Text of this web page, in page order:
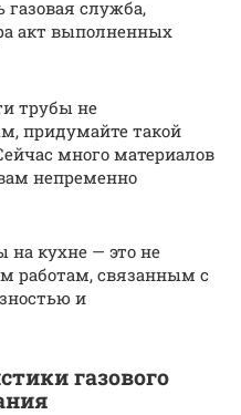
газовая служба,
акт выполненных
трубы не
придумайте такой
много материалов
непременно
на кухне — это не
работам, связанным с
и
газового